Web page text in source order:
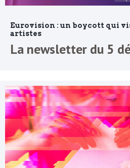
Eurovision : un boycott qui
artistes
La newsletter du 5